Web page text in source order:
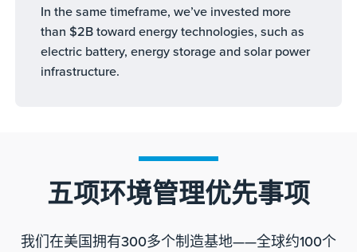
In the same timeframe, we’ve invested more
than $2B toward energy technologies, such as
electric battery, energy storage and solar power
infrastructure.
五项环境管理优先事项
我们在美国拥有300多个制造基地——全球约100个